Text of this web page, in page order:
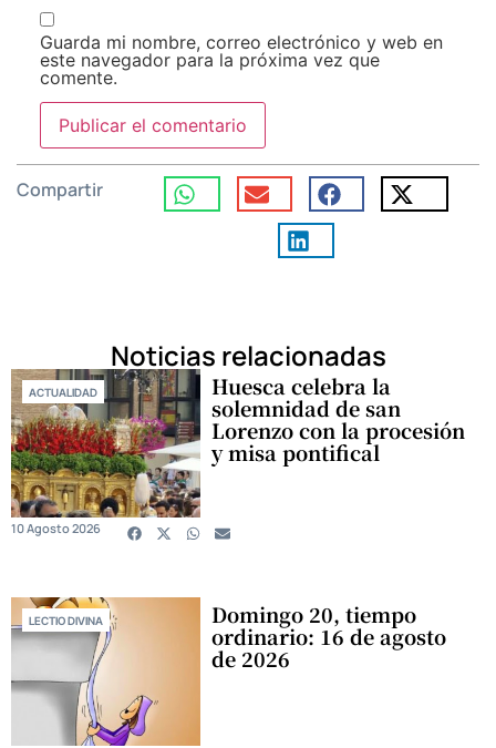
Guarda mi nombre, correo electrónico y web en
este navegador para la próxima vez que
comente.
Compartir
Noticias relacionadas
ACTUALIDAD Huesca celebra la
solemnidad de san
Lorenzo con la procesión
y misa pontifical
10 Agosto 2026
LECTIO DIVINA Domingo 20, tiempo
ordinario: 16 de agosto
de 2026